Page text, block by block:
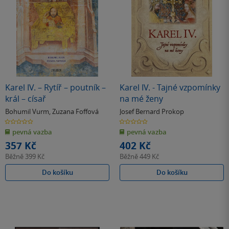
Karel IV. – Rytíř – poutník –
král – císař
Bohumil Vurm, Zuzana Foffová
0.0
z
5
hvězdiček
pevná vazba
357 Kč
Běžně 399 Kč
Do košíku
Karel IV. - Tajné vzpomínky
na mé ženy
Josef Bernard Prokop
0.0
z
5
hvězdiček
pevná vazba
402 Kč
Běžně449 Kč
Do košíku